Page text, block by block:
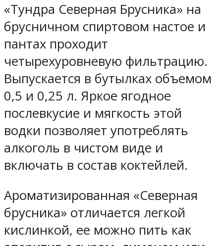
«Тундра Северная Брусника» на
брусничном спиртовом настое и
пантах проходит
четырехуровневую фильтрацию.
Выпускается в бутылках объемом
0,5 и 0,25 л. Яркое ягодное
послевкусие и мягкость этой
водки позволяет употреблять
алкоголь в чистом виде и
включать в состав коктейлей.
Ароматизированная «Северная
брусника» отличается легкой
кислинкой, ее можно пить как